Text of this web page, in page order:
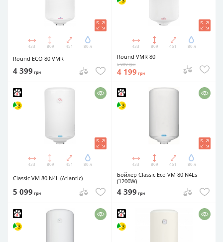
433 809 451 80 л
Round ECO 80 VMR
4 399 грн
433 809 451 80 л
Round VMR 80
5 099грн
4 199 грн
433 809 451 80 л
Classic VM 80 N4L (Atlantic)
5 099 грн
433 809 451 80 л
Бойлер Classic Eco VM 80 N4Ls
(1200W)
4 399 грн